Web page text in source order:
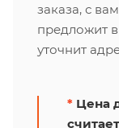
заказа, с
предложит
уточнит
* Цена